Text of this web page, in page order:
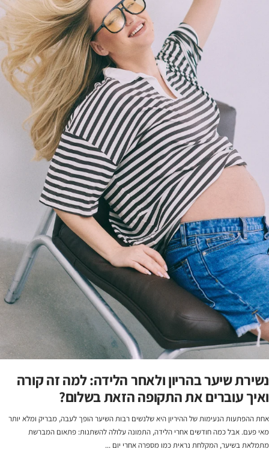
נשירת שיער בהריון ולאחר הלידה: למה זה קורה
ואיך עוברים את התקופה הזאת בשלום?
אחת ההפתעות הנעימות של ההיריון היא שלנשים רבות השיער הופך לעבה, מבריק ומלא יותר
מאי פעם. אבל כמה חודשים אחרי הלידה, התמונה עלולה להשתנות: פתאום המברשת
מתמלאת בשיער, המקלחת נראית כמו מספרה אחרי יום ...